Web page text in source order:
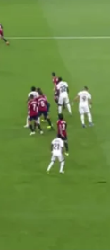
WhatsappFacebook